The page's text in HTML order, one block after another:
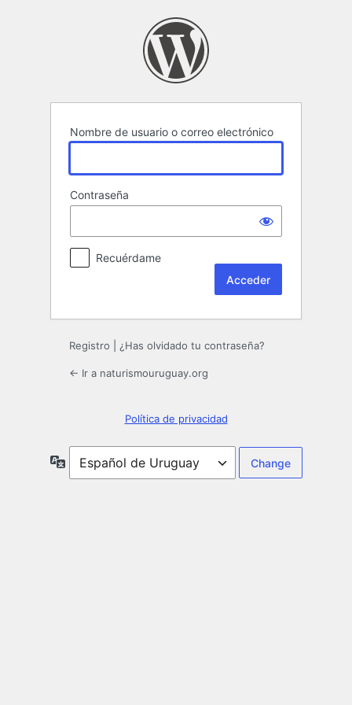
Nombre de usuario o correo electrónico
Contraseña
Recuérdame
Registro ¿Has olvidado tu contraseña?
← Ir a naturismouruguay.org
Política de privacidad
Idioma